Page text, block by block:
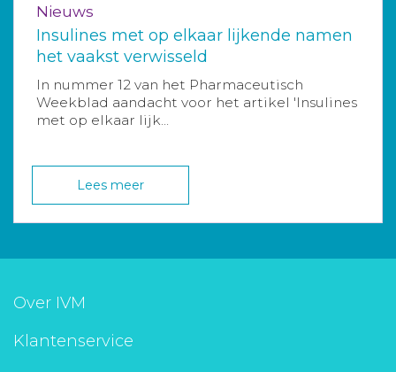
Nieuws
Insulines met op elkaar lijkende namen
het vaakst verwisseld
In nummer 12 van het Pharmaceutisch
Weekblad aandacht voor het artikel 'Insulines
met op elkaar lijk...
Lees meer
Over IVM
Klantenservice